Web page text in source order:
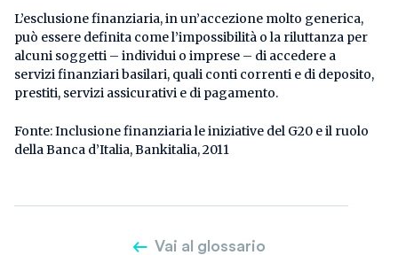
L’esclusione finanziaria, in un’accezione molto generica,
può essere definita come l’impossibilità o la riluttanza per
alcuni soggetti – individui o imprese – di accedere a
servizi finanziari basilari, quali conti correnti e di deposito,
prestiti, servizi assicurativi e di pagamento.
Fonte: Inclusione finanziaria le iniziative del G20 e il ruolo
della Banca d’Italia, Bankitalia, 2011
Vai al glossario